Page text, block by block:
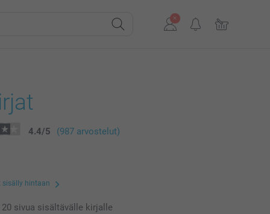
4.4/5 (987 arvostelut)
hintaan
20 sivua sisältävälle kirjalle